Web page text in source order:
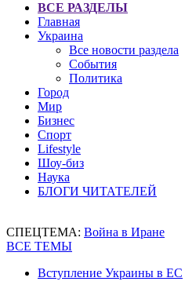
ВСЕ РАЗДЕЛЫ
Главная
Украина
Все новости раздела
События
Политика
Город
Мир
Бизнес
Спорт
Lifestyle
Шоу-биз
Наука
БЛОГИ ЧИТАТЕЛЕЙ
СПЕЦТЕМА: Война в Иране
ВСЕ ТЕМЫ
Вступление Украины в ЕС